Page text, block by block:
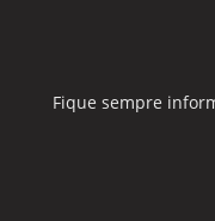
Fique sempre